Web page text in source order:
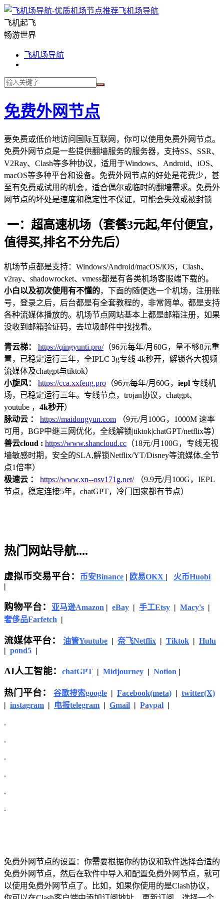
飞机场导航
飞机起飞
畅游世界
飞机场导航
免费外网节点
要免费或低价地访问国际互联网，你可以使用免费外网节点。
免费外网节点是一些提供翻墙服务的服务器，支持SS、SSR、
V2Ray、Clash等多种协议，适用于Windows、Android、iOS、
macOS等多种平台和设备。免费外网节点的好处是花费少，甚
至有免费或试用的机会，适合偶尔或临时的翻墙需求。免费外
网节点的坏处是速度和稳定性不保证，可能会失效或被封锁
一：超高速机场（套餐3元起,年付便宜，
值得买,排名不分先后）
机场节点都是支持：Windows/Android/macOS/iOS，Clash、
v2ray、shadowrocket、vmess都是有各类机场客服端下载的。
小白以及初次使用有不懂的，下面的随便选一个机场，注册账
号，登录之后，后台都是有全套教程的，非常简单。都是支持
各种流媒体播放的。机场节点网站基本上都是邮箱注册，如果
没收到邮箱验证码，去垃圾邮件中找找看。
青云梯： https://qingyunti.pro/（96元每年/月60G，量不够8元重
置，已稳定运行三年，全IPLC 3g专线 4k秒开，解锁各大视频
流媒体及chatgpt与tiktok）
小旋风：
https://cca.xxfeng.pro （96元每年/月60G， iepl 专线机
场，已稳定运行三年。专线节点，trojan协议，chatgpt、
youtube ， 4k秒开）
脉动云 ：
https://maidongyun.com （9元/月100G，1000M 速率
可用，BGP中继三网优化，全线解锁|tiktok|chatGPT/netflix等）
善云cloud : https://www.shancloud.cc （18元/月100G，专线无视
墙敏感时期，安全的SLA,解锁Netflix/YT/Disney等流媒体,全节
点1倍率）
极速云 ：
https://www.xn--osv171g.net/（9.9元/月100G，IEPL
节点，稳定连接5年，chatGPT，冷门国家都有节点）
热门网站导航....
虚拟币交易平台： 币安Binance | 欧易OKX | 火币Huobi
|
购物平台： 亚马逊Amazon | eBay | 手工Etsy | Macy's |
奢侈品Farfetch |
流媒体平台： 油管Youtube | 奈飞Netflix | Tiktok | Hulu
| pond5 |
AI人工智能： chatGPT | Midjourney | Notion |
热门平台： 谷歌搜索google | Facebook(meta) | twitter(X)
| instagram | 电报telegram | Gmail | Paypal |
.
.
.
.
.
.
免费外网节点的设置：你需要根据你的协议和软件选择合适的
免费外网节点，然后在软件中导入和配置免费外网节点，就可
以使用免费外网节点了。比如，如果你使用的是Clash协议，